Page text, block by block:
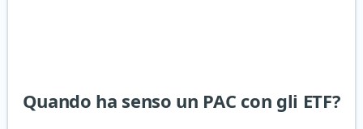
Quando ha senso un PAC con gli ETF?